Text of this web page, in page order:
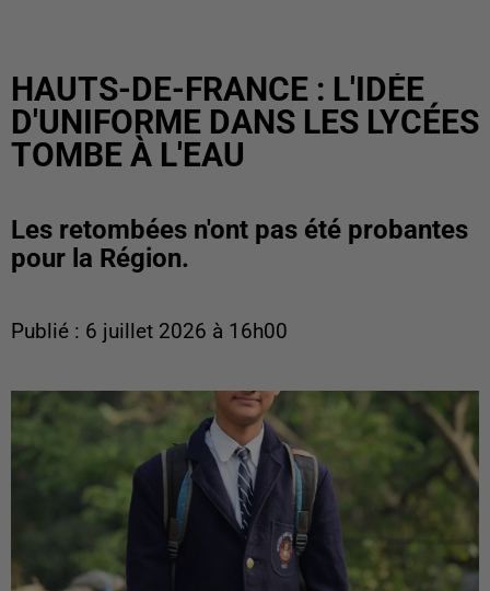
HAUTS-DE-FRANCE : L'IDÉE
D'UNIFORME DANS LES LYCÉES
TOMBE À L'EAU
Les retombées n'ont pas été probantes
pour la Région.
Publié : 6 juillet 2026 à 16h00